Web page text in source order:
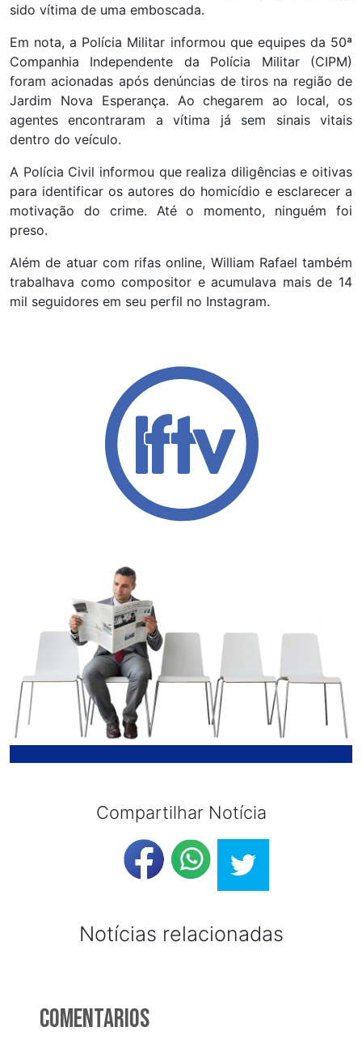
sido vítima de uma emboscada.
Em nota, a Polícia Militar informou que equipes da 50ª
Companhia Independente da Polícia Militar (CIPM)
foram acionadas após denúncias de tiros na região de
Jardim Nova Esperança. Ao chegarem ao local, os
agentes encontraram a vítima já sem sinais vitais
dentro do veículo.
A Polícia Civil informou que realiza diligências e oitivas
para identificar os autores do homicídio e esclarecer a
motivação do crime. Até o momento, ninguém foi
preso.
Além de atuar com rifas online, William Rafael também
trabalhava como compositor e acumulava mais de 14
mil seguidores em seu perfil no Instagram.
Compartilhar Notícia
Notícias relacionadas
Comentarios